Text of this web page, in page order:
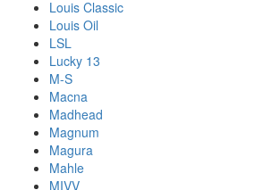
Louis Classic
Louis Oil
LSL
Lucky 13
M-S
Macna
Madhead
Magnum
Magura
Mahle
MIVV